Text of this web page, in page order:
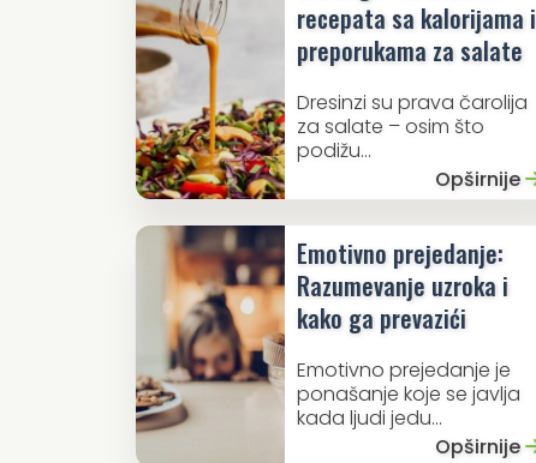
recepata sa kalorijama i
preporukama za salate
Dresinzi su prava čarolija
za salate – osim što
podižu...
Opširnije
Emotivno prejedanje:
Razumevanje uzroka i
kako ga prevazići
Emotivno prejedanje je
ponašanje koje se javlja
kada ljudi jedu...
Opširnije